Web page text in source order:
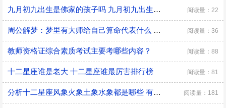
九月初九出生是佛家的孩子吗 九月初九出生有什么说法 阅读量：22
周公解梦：梦里有大师给自己算命代表什么 是好兆头吗？ 阅读量：36
教师资格证综合素质考试主要考哪些内容？ 阅读量：88
十二星座谁是老大 十二星座谁最厉害排行榜 阅读量：81
分析十二星座风象火象土象水象都是哪些 有什么优缺点 阅读量：181